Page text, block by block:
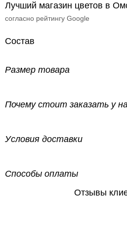
Лучший магазин цветов в
согласно рейтингу Google
Состав
Размер товара
Почему стоит заказать у
Условия доставки
Способы оплаты
Отзывы